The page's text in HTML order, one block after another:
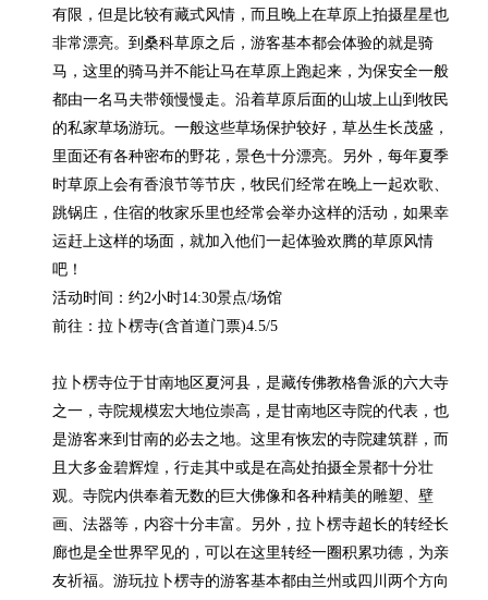
有限，但是比较有藏式风情，而且晚上在草原上拍摄星星也
非常漂亮。到桑科草原之后，游客基本都会体验的就是骑
马，这里的骑马并不能让马在草原上跑起来，为保安全一般
都由一名马夫带领慢慢走。沿着草原后面的山坡上山到牧民
的私家草场游玩。一般这些草场保护较好，草丛生长茂盛，
里面还有各种密布的野花，景色十分漂亮。另外，每年夏季
时草原上会有香浪节等节庆，牧民们经常在晚上一起欢歌、
跳锅庄，住宿的牧家乐里也经常会举办这样的活动，如果幸
运赶上这样的场面，就加入他们一起体验欢腾的草原风情
吧！
活动时间：约2小时14:30景点/场馆
前往：拉卜楞寺(含首道门票)4.5/5
拉卜楞寺位于甘南地区夏河县，是藏传佛教格鲁派的六大寺
之一，寺院规模宏大地位崇高，是甘南地区寺院的代表，也
是游客来到甘南的必去之地。这里有恢宏的寺院建筑群，而
且大多金碧辉煌，行走其中或是在高处拍摄全景都十分壮
观。寺院内供奉着无数的巨大佛像和各种精美的雕塑、壁
画、法器等，内容十分丰富。另外，拉卜楞寺超长的转经长
廊也是全世界罕见的，可以在这里转经一圈积累功德，为亲
友祈福。游玩拉卜楞寺的游客基本都由兰州或四川两个方向